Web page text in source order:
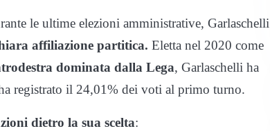
le ultime elezioni amministrative, Garlaschelli
affiliazione partitica. Eletta nel 2020 come
dominata dalla Lega, Garlaschelli ha
registrato il 24,01% dei voti al primo turno.
dietro la sua scelta: